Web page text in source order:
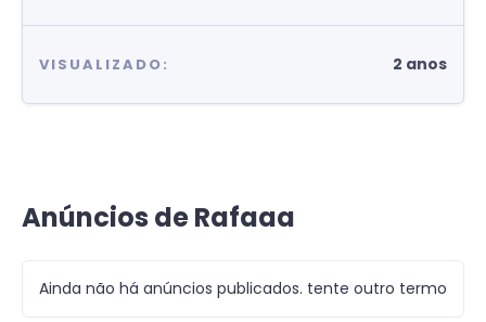
VISUALIZADO: 2 anos
Anúncios de Rafaaa
Ainda não há anúncios publicados. tente outro termo